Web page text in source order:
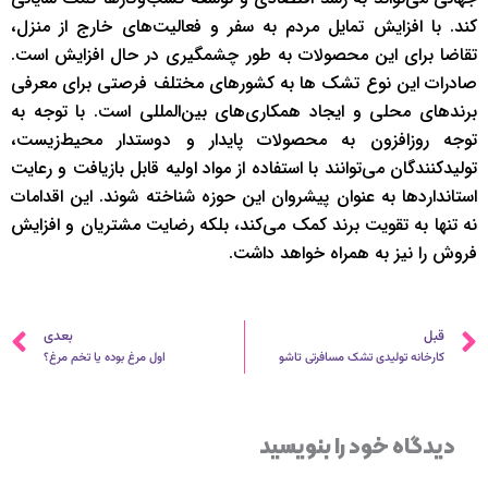
کند. با افزایش تمایل مردم به سفر و فعالیت‌های خارج از منزل،
تقاضا برای این محصولات به طور چشمگیری در حال افزایش است.
صادرات این نوع تشک‌ ها به کشورهای مختلف فرصتی برای معرفی
برندهای محلی و ایجاد همکاری‌های بین‌المللی است. با توجه به
توجه روزافزون به محصولات پایدار و دوستدار محیط‌زیست،
تولیدکنندگان می‌توانند با استفاده از مواد اولیه قابل بازیافت و رعایت
استانداردها به عنوان پیشروان این حوزه شناخته شوند. این اقدامات
نه تنها به تقویت برند کمک می‌کند، بلکه رضایت مشتریان و افزایش
فروش را نیز به همراه خواهد داشت.
قبلی
قبل
کارخانه تولیدی تشک مسافرتی تاشو
بعدی
اول مرغ بوده یا تخم مرغ؟
دیدگاه‌ خود را بنویسید